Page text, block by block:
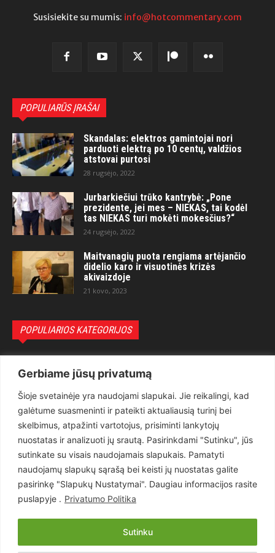
Gerbiame jūsų privatumą
Šioje svetainėje yra naudojami slapukai. Jie reikalingi, kad
galėtume suasmeninti ir pateikti aktualiausią turinį bei
skelbimus, atpažinti vartotojus, prisiminti lankytojų
nuostatas ir analizuoti jų srautą. Pasirinkdami "Sutinku", jūs
sutinkate su visais naudojamais slapukais. Pamatyti
naudojamų slapukų sąrašą bei keisti jų nuostatas galite
pasirinkę "Slapukų Nustatymai". Daugiau informacijos rasite
puslapyje . Privatumo Politika
Sutinku
Susisiekite su mumis: info@hotcommentary.com
POPULIARŪS ĮRAŠAI
Skandalas: elektros gamintojai nori
parduoti elektrą po 10 centų, valdžios
atstovai purtosi
28 rugsėjo, 2022
Jurbarkiečiui trūko kantrybė: „Pone
prezidente, jei mes – NIEKAS, tai kodėl
tas NIEKAS turi mokėti mokesčius?“
24 rugsėjo, 2022
Maitvanagių puota rengiama artėjančio
didelio karo ir visuotinės krizės
akivaizdoje
21 kovo, 2023
POPULIARIOS KATEGORIJOS
Teisėsauga
1497
Aktualu
Lietuva
619
Pasaulis
Статьи на русском
Articles in english